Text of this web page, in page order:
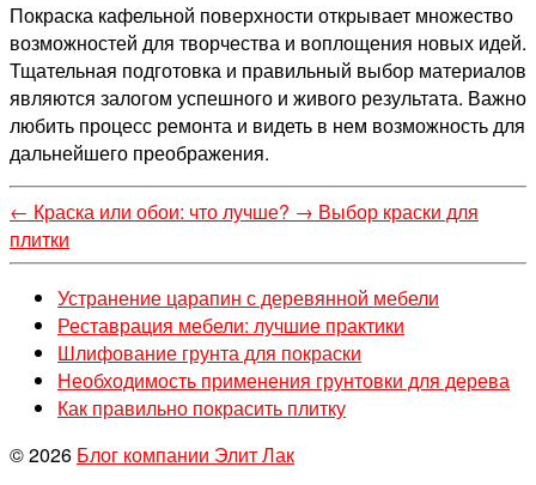
Покраска кафельной поверхности открывает множество
возможностей для творчества и воплощения новых идей.
Тщательная подготовка и правильный выбор материалов
являются залогом успешного и живого результата. Важно
любить процесс ремонта и видеть в нем возможность для
дальнейшего преображения.
← Краска или обои: что лучше? → Выбор краски для
плитки
Устранение царапин с деревянной мебели
Реставрация мебели: лучшие практики
Шлифование грунта для покраски
Необходимость применения грунтовки для дерева
Как правильно покрасить плитку
© 2026 Блог компании Элит Лак